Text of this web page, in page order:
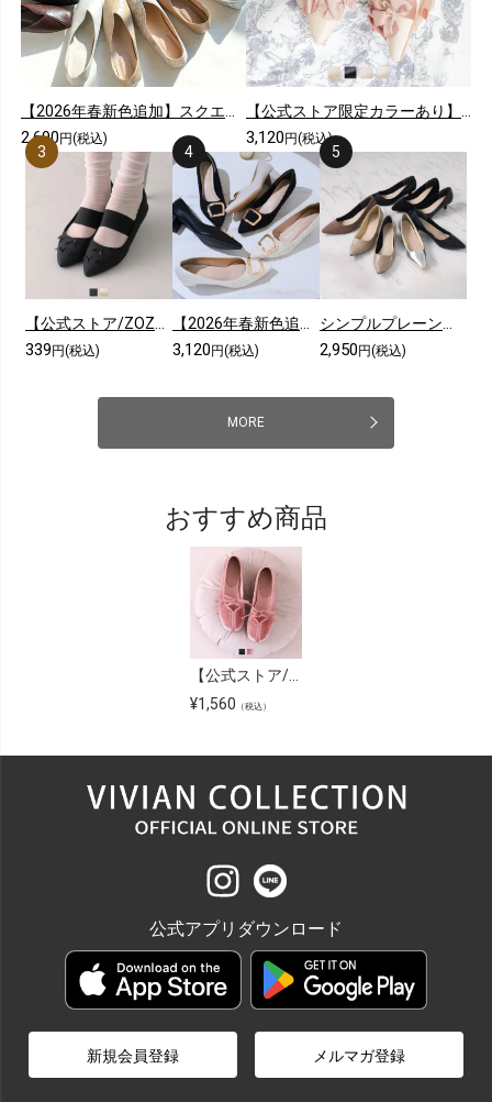
2,690 円(税込) 3,120 円(税込)
339 円(税込) 3,120 円(税込) 2,950 円(税込)
MORE
おすすめ商品
¥1,560 （税込）
公式アプリダウンロード
新規会員登録 メルマガ登録